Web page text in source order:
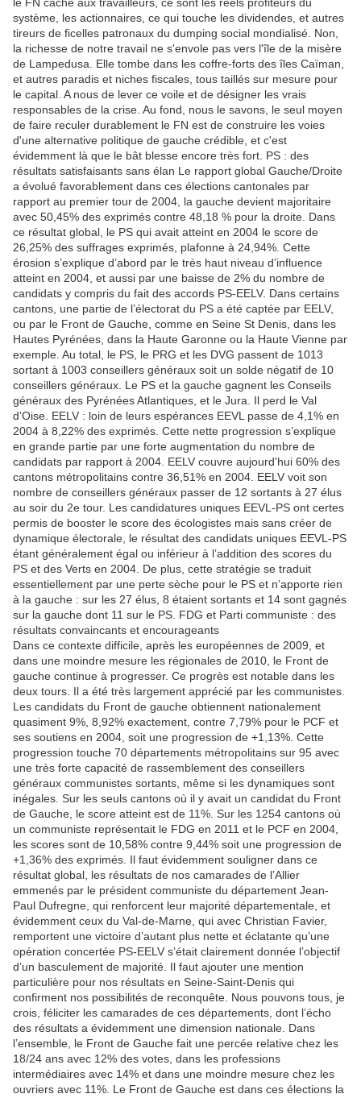
système, les actionnaires, ce qui touche les dividendes, et autres
tireurs de ficelles patronaux du dumping social mondialisé. Non,
la richesse de notre travail ne s'envole pas vers l'île de la misère
de Lampedusa. Elle tombe dans les coffre-forts des îles Caïman,
et autres paradis et niches fiscales, tous taillés sur mesure pour
le capital. A nous de lever ce voile et de désigner les vrais
responsables de la crise. Au fond, nous le savons, le seul moyen
de faire reculer durablement le FN est de construire les voies
d'une alternative politique de gauche crédible, et c'est
évidemment là que le bât blesse encore très fort. PS : des
résultats satisfaisants sans élan Le rapport global Gauche/Droite
a évolué favorablement dans ces élections cantonales par
rapport au premier tour de 2004, la gauche devient majoritaire
avec 50,45% des exprimés contre 48,18 % pour la droite. Dans
ce résultat global, le PS qui avait atteint en 2004 le score de
26,25% des suffrages exprimés, plafonne à 24,94%. Cette
érosion s’explique d’abord par le très haut niveau d’influence
atteint en 2004, et aussi par une baisse de 2% du nombre de
candidats y compris du fait des accords PS-EELV. Dans certains
cantons, une partie de l’électorat du PS a été captée par EELV,
ou par le Front de Gauche, comme en Seine St Denis, dans les
Hautes Pyrénées, dans la Haute Garonne ou la Haute Vienne par
exemple. Au total, le PS, le PRG et les DVG passent de 1013
sortant à 1003 conseillers généraux soit un solde négatif de 10
conseillers généraux. Le PS et la gauche gagnent les Conseils
généraux des Pyrénées Atlantiques, et le Jura. Il perd le Val
d’Oise. EELV : loin de leurs espérances EEVL passe de 4,1% en
2004 à 8,22% des exprimés. Cette nette progression s’explique
en grande partie par une forte augmentation du nombre de
candidats par rapport à 2004. EELV couvre aujourd'hui 60% des
cantons métropolitains contre 36,51% en 2004. EELV voit son
nombre de conseillers généraux passer de 12 sortants à 27 élus
au soir du 2e tour. Les candidatures uniques EEVL-PS ont certes
permis de booster le score des écologistes mais sans créer de
dynamique électorale, le résultat des candidats uniques EEVL-PS
étant généralement égal ou inférieur à l’addition des scores du
PS et des Verts en 2004. De plus, cette stratégie se traduit
essentiellement par une perte sèche pour le PS et n’apporte rien
à la gauche : sur les 27 élus, 8 étaient sortants et 14 sont gagnés
sur la gauche dont 11 sur le PS. FDG et Parti communiste : des
résultats convaincants et encourageants
Dans ce contexte difficile, après les européennes de 2009, et
dans une moindre mesure les régionales de 2010, le Front de
gauche continue à progresser. Ce progrès est notable dans les
deux tours. Il a été très largement apprécié par les communistes.
Les candidats du Front de gauche obtiennent nationalement
quasiment 9%, 8,92% exactement, contre 7,79% pour le PCF et
ses soutiens en 2004, soit une progression de +1,13%. Cette
progression touche 70 départements métropolitains sur 95 avec
une très forte capacité de rassemblement des conseillers
généraux communistes sortants, même si les dynamiques sont
inégales. Sur les seuls cantons où il y avait un candidat du Front
de Gauche, le score atteint est de 11%. Sur les 1254 cantons où
un communiste représentait le FDG en 2011 et le PCF en 2004,
les scores sont de 10,58% contre 9,44% soit une progression de
+1,36% des exprimés. Il faut évidemment souligner dans ce
résultat global, les résultats de nos camarades de l’Allier
emmenés par le président communiste du département Jean-
Paul Dufregne, qui renforcent leur majorité départementale, et
évidemment ceux du Val-de-Marne, qui avec Christian Favier,
remportent une victoire d’autant plus nette et éclatante qu’une
opération concertée PS-EELV s’était clairement donnée l’objectif
d’un basculement de majorité. Il faut ajouter une mention
particulière pour nos résultats en Seine-Saint-Denis qui
confirment nos possibilités de reconquête. Nous pouvons tous, je
crois, féliciter les camarades de ces départements, dont l’écho
des résultats a évidemment une dimension nationale. Dans
l’ensemble, le Front de Gauche fait une percée relative chez les
18/24 ans avec 12% des votes, dans les professions
intermédiaires avec 14% et dans une moindre mesure chez les
ouvriers avec 11%. Le Front de Gauche est dans ces élections la